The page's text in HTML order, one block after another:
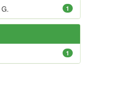
1
1